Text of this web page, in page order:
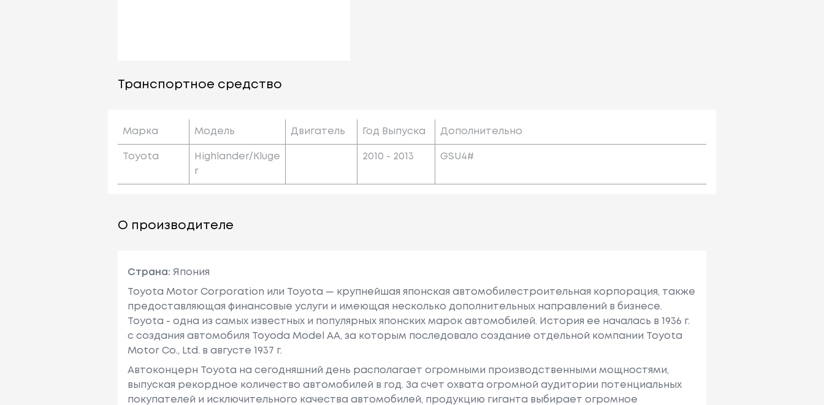
Транспортное средство
Марка Модель Двигатель Год Выпуска Дополнительно
Toyota
Highlander/kluge
R
2010 - 2013 GSU4#
О производителе
Страна: Япония
Toyota Motor Corporation или Toyota — крупнейшая японская автомобилестроительная корпорация, также
предоставляющая финансовые услуги и имеющая несколько дополнительных направлений в бизнесе.
Toyota - одна из самых известных и популярных японских марок автомобилей. История ее началась в 1936 г.
с создания автомобиля Toyoda Model AA, за которым последовало создание отдельной компании Toyota
Motor Co., Ltd. в августе 1937 г.
Автоконцерн Toyota на сегодняшний день располагает огромными производственными мощностями,
выпуская рекордное количество автомобилей в год. За счет охвата огромной аудитории потенциальных
покупателей и исключительного качества автомобилей, продукцию гиганта выбирает огромное